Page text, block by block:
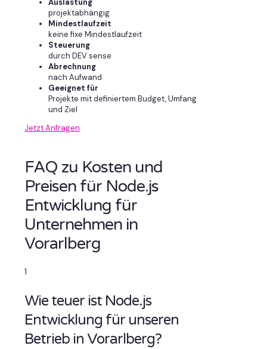
Auslastung
projektabhängig
Mindestlaufzeit
keine fixe Mindestlaufzeit
Steuerung
durch DEV sense
Abrechnung
nach Aufwand
Geeignet für
Projekte mit definiertem Budget, Umfang
und Ziel
Jetzt Anfragen
FAQ zu Kosten und
Preisen für Node.js
Entwicklung für
Unternehmen in
Vorarlberg
1
Wie teuer ist Node.js
Entwicklung für unseren
Betrieb in Vorarlberg?